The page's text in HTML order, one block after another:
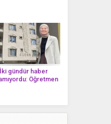
İki gündür haber
Öğretmen